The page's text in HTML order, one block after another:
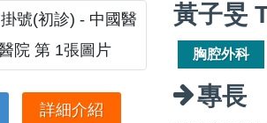
詳細介紹
黃子旻
胸腔外科
專長